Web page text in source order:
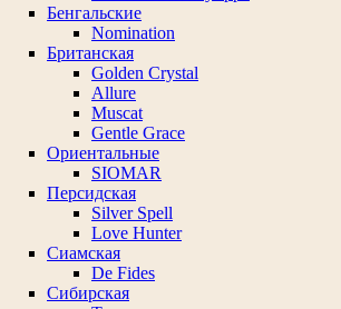
Бенгальские
Nomination
Британская
Golden Crystal
Allure
Muscat
Gentle Grace
Ориентальные
SIOMAR
Персидская
Silver Spell
Love Hunter
Сиамская
De Fides
Сибирская